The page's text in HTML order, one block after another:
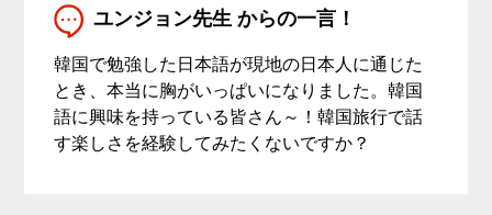
ユンジョン先生 からの一言！
韓国で勉強した日本語が現地の日本人に通じた
とき、本当に胸がいっぱいになりました。韓国
語に興味を持っている皆さん～！韓国旅行で話
す楽しさを経験してみたくないですか？